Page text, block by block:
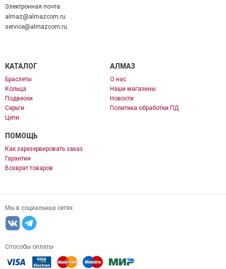
Электронная почта:
almaz@almazcom.ru
service@almazcom.ru
КАТАЛОГ
Браслеты
Кольца
Подвески
Серьги
Цепи
АЛМАЗ
О нас
Наши магазины
Новости
Политика обработки ПД
ПОМОЩЬ
Как зарезервировать заказ
Гарантии
Возврат товаров
Мы в социальных сетях:
Способы оплаты